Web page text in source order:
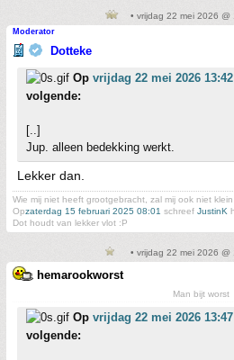
• vrijdag 22 mei 2026 @
Moderator
Dotteke
Op vrijdag 22 mei 2026 13:42
volgende:
[..]
Jup. alleen bedekking werkt.
Lekker dan.
Wie mij niet heeft grootgebracht, zal mij ook niet klein
Opzaterdag 15 februari 2025 08:01 schreef JustinK
Dot houdt van lekker vlot :P
• vrijdag 22 mei 2026 @
hemarookworst
Man bijt worst
Op vrijdag 22 mei 2026 13:47
volgende: